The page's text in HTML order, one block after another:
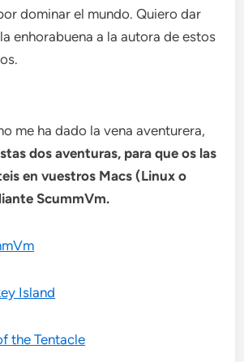
dominar el mundo. Quiero dar
enhorabuena a la autora de estos
me ha dado la vena aventurera,
dos aventuras, para que os las
en vuestros Macs (Linux o
ScummVm.
Island
the Tentacle